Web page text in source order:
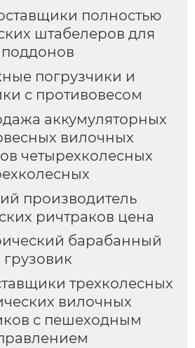
полностью
штабелеров для
поддонов
погрузчики и
с противовесом
аккумуляторных
вилочных
четырехколесных
производитель
ричтраков цена
барабанный
грузовик
трехколесных
вилочных
с пешеходным